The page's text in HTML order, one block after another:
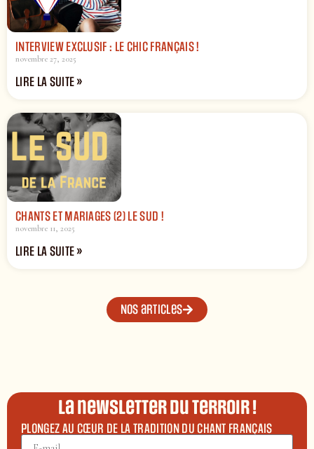
INTERVIEW EXCLUSIF : LE CHIC FRANÇAIS !
novembre 27, 2025
LIRE LA SUITE »
CHANTS ET MARIAGES (2) LE SUD !
novembre 11, 2025
LIRE LA SUITE »
Nos articles
La newsletter du terroir !
PLONGEZ AU CŒUR DE LA TRADITION DU CHANT FRANÇAIS